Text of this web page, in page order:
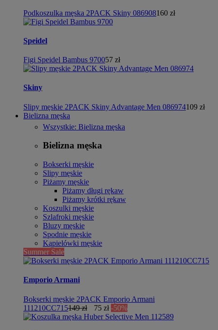
Podkoszulka męska 2PACK Skiny 086908160 zł
Speidel
Figi Speidel Bambus 970057 zł
Skiny
Slipy męskie 2PACK Skiny Advantage Men 086974109 zł
Bielizna męska
Wszystkie: Bielizna męska
Bielizna męska
Bokserki męskie
Slipy męskie
Piżamy męskie
Piżamy długi rękaw
Piżamy krótki rękaw
Koszulki męskie
Szlafroki męskie
Bluzy męskie
Spodnie męskie
Kąpielówki męskie
Summer Sale
Emporio Armani
Bokserki męskie 2PACK Emporio Armani
111210CC715149 zł 75 zł -50%